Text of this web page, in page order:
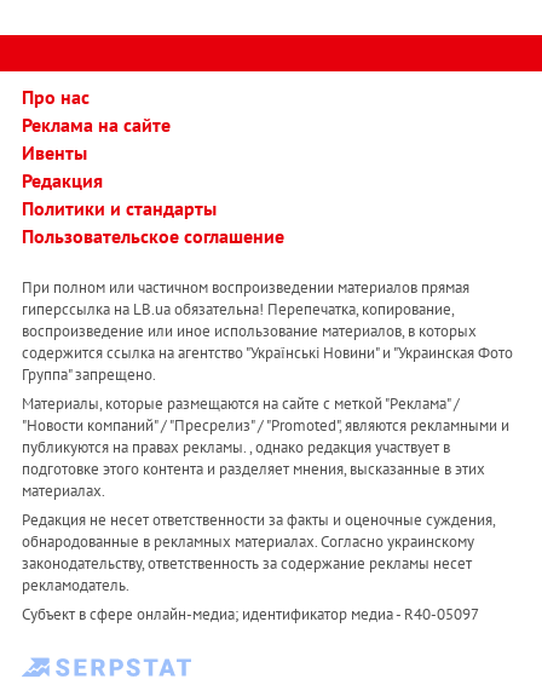
Про нас
Реклама на сайте
Ивенты
Редакция
Политики и стандарты
Пользовательское соглашение
При полном или частичном воспроизведении материалов прямая
гиперссылка на LB.ua обязательна! Перепечатка, копирование,
воспроизведение или иное использование материалов, в которых
содержится ссылка на агентство "Українськi Новини" и "Украинская Фото
Группа" запрещено.
Материалы, которые размещаются на сайте с меткой "Реклама" /
"Новости компаний" / "Пресрелиз" / "Promoted", являются рекламными и
публикуются на правах рекламы. , однако редакция участвует в
подготовке этого контента и разделяет мнения, высказанные в этих
материалах.
Редакция не несет ответственности за факты и оценочные суждения,
обнародованные в рекламных материалах. Согласно украинскому
законодательству, ответственность за содержание рекламы несет
рекламодатель.
Субъект в сфере онлайн-медиа; идентификатор медиа - R40-05097